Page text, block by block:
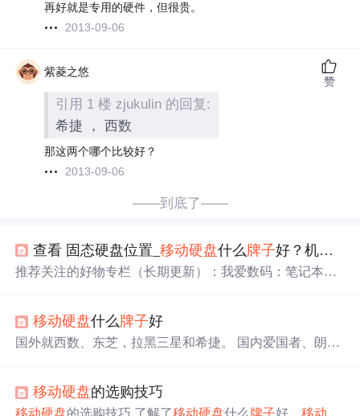
再好就是专用的硬件，但很贵。
2013-09-06
紫菱之悠
引用 1 楼 zjukulin 的回复:
希捷 ， 西数
那这两个哪个比较好？
2013-09-06
赞
——到底了——
查看 固态硬盘位置_移动硬盘什么牌子好？机械和固态硬盘哪个好？2021
推荐关注的好物专栏（长期更新）：我爱数码：笔记本电
头，胶囊咖啡机，集成灶本文目录：一、我们为什么要使
用移动硬盘 二、移动硬盘的分类 三、两类移动硬盘
的优缺
四点，根据自己的需求判断选购哪种
移动硬盘什么牌子好
国外就西数、东芝，拉黑三星和希捷。 国内爱国者、朗科
多。 注意保存数据！！！！ 如果插入电脑无法识别，用驱
动人生检测一下驱动有没有异常。 推荐几个不错的天猫专
移动硬盘的选购技巧